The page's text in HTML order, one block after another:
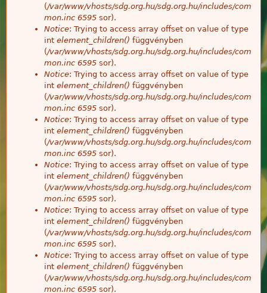
(/var/www/vhosts/sdg.org.hu/sdg.org.hu/includes/com
mon.inc 6595 sor).
Notice: Trying to access array offset on value of type
int element_children() függvényben
(/var/www/vhosts/sdg.org.hu/sdg.org.hu/includes/com
mon.inc 6595 sor).
Notice: Trying to access array offset on value of type
int element_children() függvényben
(/var/www/vhosts/sdg.org.hu/sdg.org.hu/includes/com
mon.inc 6595 sor).
Notice: Trying to access array offset on value of type
int element_children() függvényben
(/var/www/vhosts/sdg.org.hu/sdg.org.hu/includes/com
mon.inc 6595 sor).
Notice: Trying to access array offset on value of type
int element_children() függvényben
(/var/www/vhosts/sdg.org.hu/sdg.org.hu/includes/com
mon.inc 6595 sor).
Notice: Trying to access array offset on value of type
int element_children() függvényben
(/var/www/vhosts/sdg.org.hu/sdg.org.hu/includes/com
mon.inc 6595 sor).
Notice: Trying to access array offset on value of type
int element_children() függvényben
(/var/www/vhosts/sdg.org.hu/sdg.org.hu/includes/com
mon.inc 6595 sor).